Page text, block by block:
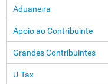
Aduaneira
Apoio ao Contribuinte
Grandes Contribuintes
U-Tax